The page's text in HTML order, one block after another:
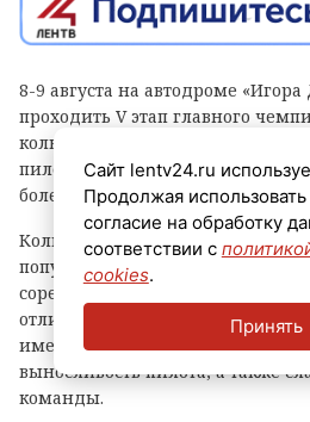
8-9 августа на автодроме
проходить V этап главного
кольцевым гонкам. В нем
пилоты страны, а за их борьбой
болельщиков.
Кольцевые автогонки — один
популярных видов автоспорта, в
соревнуются на специальных
отличие от ралли или дрэг-
имеют значение не только
выносливость пилота, а также
команды.
Сайт lentv24.ru
Продолжая использовать
согласие на обработку
соответствии с
cookies.
Принять